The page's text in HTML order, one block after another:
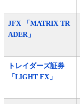
JFX 「MATRIX TR
ADER」
トレイダーズ証券
「LIGHT FX」